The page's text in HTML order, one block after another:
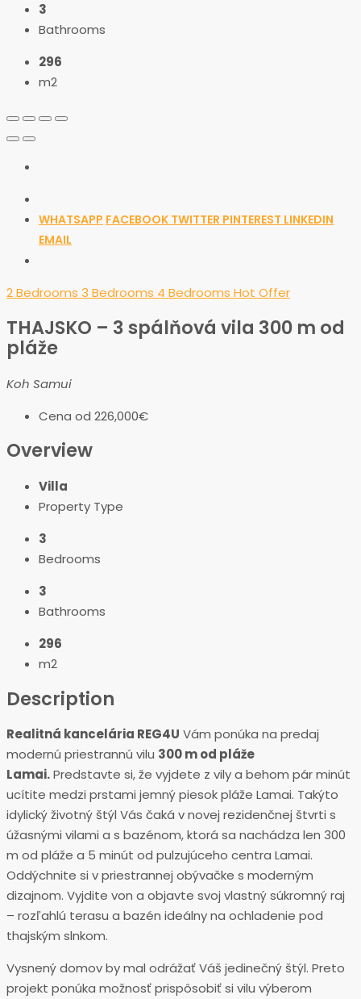
3
Bathrooms
296
m2
WHATSAPP FACEBOOK TWITTER PINTEREST LINKEDIN
EMAIL
2 Bedrooms 3 Bedrooms 4 Bedrooms Hot Offer
THAJSKO – 3 spálňová vila 300 m od
pláže
Koh Samui
Cena od 226,000€
Overview
Villa
Property Type
3
Bedrooms
3
Bathrooms
296
m2
Description
Realitná kancelária REG4U Vám ponúka na predaj
modernú priestrannú vilu 300 m od pláže
Lamai.Predstavte si, že vyjdete z vily a behom pár minút
ucítite medzi prstami jemný piesok pláže Lamai. Takýto
idylický životný štýl Vás čaká v novej rezidenčnej štvrti s
úžasnými vilami a s bazénom, ktorá sa nachádza len 300
m od pláže a 5 minút od pulzujúceho centra Lamai.
Oddýchnite si v priestrannej obývačke s moderným
dizajnom. Vyjdite von a objavte svoj vlastný súkromný raj
– rozľahlú terasu a bazén ideálny na ochladenie pod
thajským slnkom.
Vysnený domov by mal odrážať Váš jedinečný štýl. Preto
projekt ponúka možnosť prispôsobiť si vilu výberom